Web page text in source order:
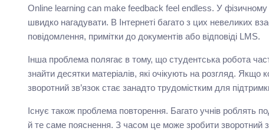
Online learning can make feedback feel endless. У фізичному
швидко нагадувати. В Інтернеті багато з цих невеликих
повідомлення, примітки до документів або відповіді LMS.
Інша проблема полягає в тому, що студентська робота
знайти десятки матеріалів, які очікують на розгляд. Якщо
зворотний зв’язок стає занадто трудомістким для
Існує також проблема повторення. Багато учнів роблять
й те саме пояснення. З часом це може зробити зворотний